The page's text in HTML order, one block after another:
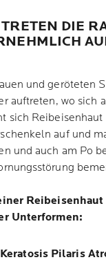
TRETEN DIE
und geröteten
auftreten, wo sich
sich
auf und
und auch am Po
Unterformen:
Keratosis Pilaris